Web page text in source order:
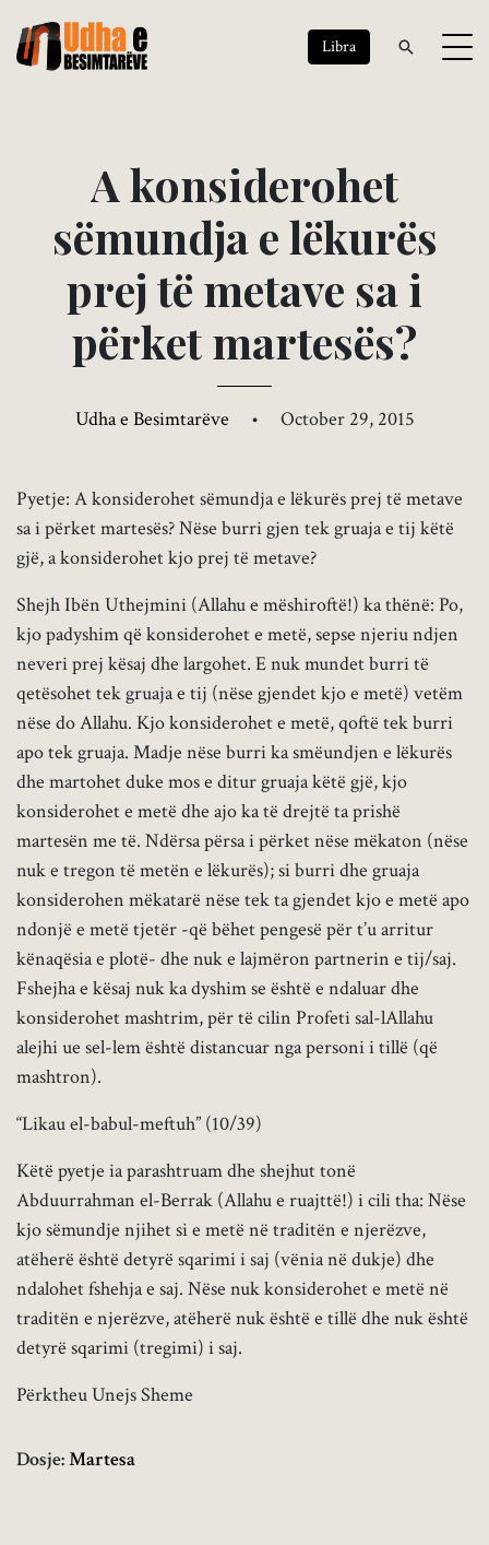
Libra
Akonsiderohet
sëmundjaelëkurës
prej të metave sai
përketmartesës?
Udha e Besimtarëve • October 29, 2015
Pyetje: A konsiderohet sëmundja e lëkurës prej të metave
sa i përket martesës? Nëse burri gjen tek gruaja e tij këtë
gjë, a konsiderohet kjo prej të metave?
Shejh Ibën Uthejmini (Allahu e mëshiroftë!) ka thënë: Po,
kjo padyshim që konsiderohet e metë, sepse njeriu ndjen
neveri prej kësaj dhe largohet. E nuk mundet burri të
qetësohet tek gruaja e tij (nëse gjendet kjo e metë) vetëm
nëse do Allahu. Kjo konsiderohet e metë, qoftë tek burri
apo tek gruaja. Madje nëse burri ka smëundjen e lëkurës
dhe martohet duke mos e ditur gruaja këtë gjë, kjo
konsiderohet e metë dhe ajo ka të drejtë ta prishë
martesën me të. Ndërsa përsa i përket nëse mëkaton (nëse
nuk e tregon të metën e lëkurës); si burri dhe gruaja
konsiderohen mëkatarë nëse tek ta gjendet kjo e metë apo
ndonjë e metë tjetër -që bëhet pengesë për t’u arritur
kënaqësia e plotë- dhe nuk e lajmëron partnerin e tij/saj.
Fshejha e kësaj nuk ka dyshim se është e ndaluar dhe
konsiderohet mashtrim, për të cilin Profeti sal-lAllahu
alejhi ue sel-lem është distancuar nga personi i tillë (që
mashtron).
“Likau el-babul-meftuh” (10/39)
Këtë pyetje ia parashtruam dhe shejhut tonë
Abduurrahman el-Berrak (Allahu e ruajttë!) i cili tha: Nëse
kjo sëmundje njihet si e metë në traditën e njerëzve,
atëherë është detyrë sqarimi i saj (vënia në dukje) dhe
ndalohet fshehja e saj. Nëse nuk konsiderohet e metë në
traditën e njerëzve, atëherë nuk është e tillë dhe nuk është
detyrë sqarimi (tregimi) i saj.
Përktheu Unejs Sheme
Dosje:Martesa